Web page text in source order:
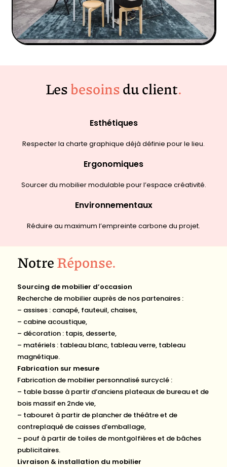
Lesbesoinsdu client.
Esthétiques
Respecter la charte graphique déjà définie pour le lieu.
Ergonomiques
Sourcer du mobilier modulable pour l’espace créativité.
Environnementaux
Réduire au maximum l’empreinte carbone du projet.
NotreRéponse.
Sourcing de mobilier d’occasion
Recherche de mobilier auprès de nos partenaires :
– assises : canapé, fauteuil, chaises,
– cabine acoustique,
– décoration : tapis, desserte,
– matériels : tableau blanc, tableau verre, tableau
magnétique.
Fabrication sur mesure
Fabrication de mobilier personnalisé surcyclé :
– table basse à partir d’anciens plateaux de bureau et de
bois massif en 2nde vie,
– tabouret à partir de plancher de théâtre et de
contreplaqué de caisses d’emballage,
– pouf à partir de toiles de montgolfières et de bâches
publicitaires.
Livraison & installation du mobilier